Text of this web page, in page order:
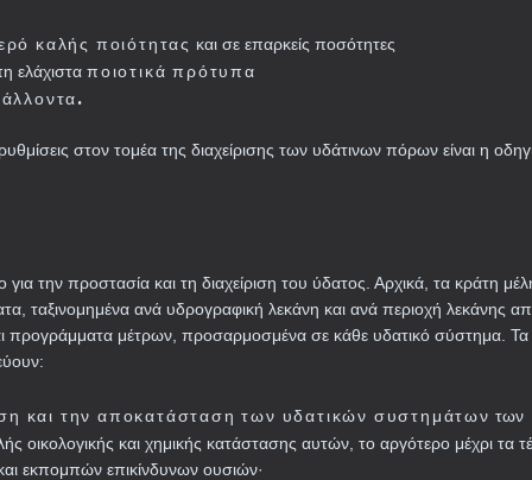
καλής ποιότητας και σε επαρκείς ποσότητες
ελάχιστα ποιοτικά πρότυπα
στον τομέα της διαχείρισης των υδάτινων πόρων είναι η
την προστασία και τη διαχείριση του ύδατος. Αρχικά, τα κράτη
ταξινομημένα ανά υδρογραφική λεκάνη και ανά περιοχή λεκάνης
προγράμματα μέτρων, προσαρμοσμένα σε κάθε υδατικό σύστημα. Τα
και την αποκατάσταση των υδατικών συστημάτων των
οικολογικής και χημικής κατάστασης αυτών, το αργότερο μέχρι τα
εκπομπών επικίνδυνων ουσιών·